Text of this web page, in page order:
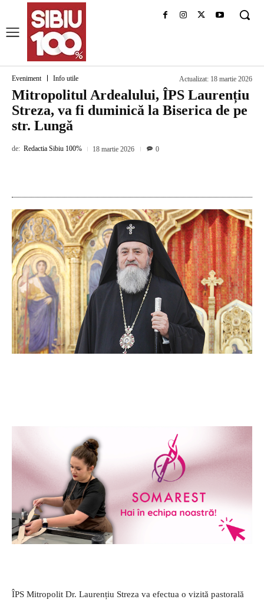
Eveniment Info utile Actualizat: 18 martie 2026
Mitropolitul Ardealului, ÎPS Laurențiu
Streza, va fi duminică la Biserica de pe
str. Lungă
de: Redactia Sibiu 100% 18 martie 2026 0
ÎPS Mitropolit Dr. Laurențiu Streza va efectua o vizită pastorală